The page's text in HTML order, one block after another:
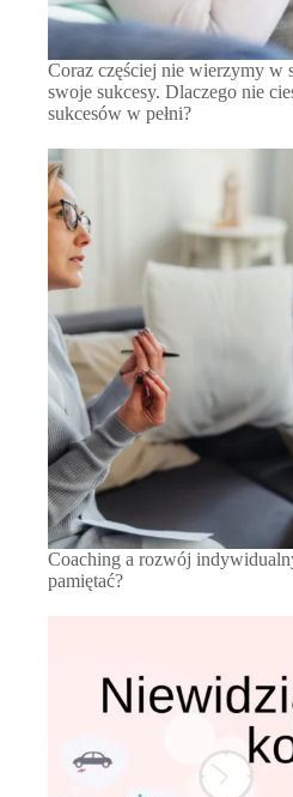
Coraz częściej nie wierzymy w
swoje sukcesy. Dlaczego nie
sukcesów w pełni?
Coaching a rozwój
pamiętać?